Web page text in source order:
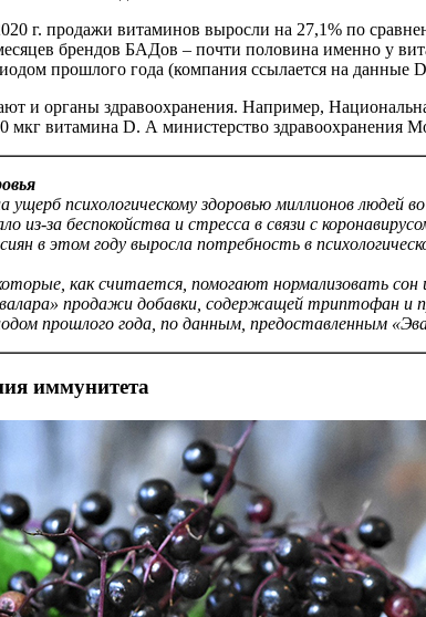
г. продажи витаминов выросли на 27,1% по
брендов БАДов – почти половина именно у
прошлого года (компания ссылается на
и органы здравоохранения. Например,
мкг витамина D. А министерство
ущерб психологическому здоровью миллионов
из-за беспокойства и стресса в связи с
в этом году выросла потребность в
как считается, помогают нормализовать
продажи добавки, содержащей триптофан и
прошлого года, по данным, предоставленным
иммунитета